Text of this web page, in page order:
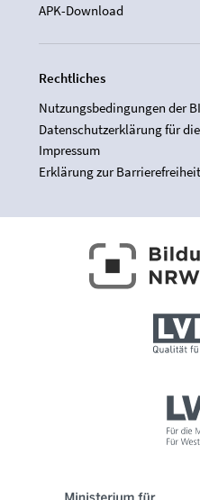
APK-Download
Rechtliches
Nutzungsbedingungen der
Datenschutzerklärung für die
Impressum
Erklärung zur Barrierefreiheit